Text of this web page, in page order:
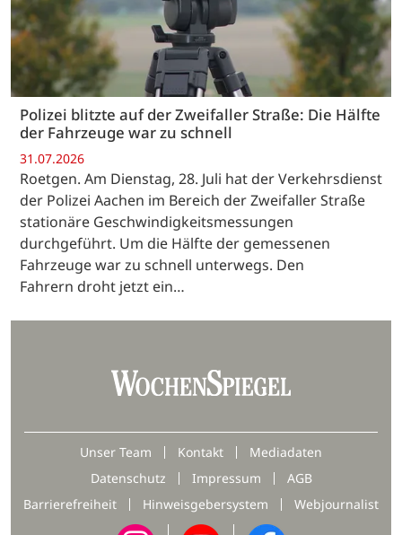
Polizei blitzte auf der Zweifaller Straße: Die Hälfte
der Fahrzeuge war zu schnell
31.07.2026
Roetgen. Am Dienstag, 28. Juli hat der Verkehrsdienst
der Polizei Aachen im Bereich der Zweifaller Straße
stationäre Geschwindigkeitsmessungen
durchgeführt. Um die Hälfte der gemessenen
Fahrzeuge war zu schnell unterwegs. Den
Fahrern droht jetzt ein…
Unser Team Kontakt
Mediadaten
Datenschutz
Impressum
AGB
Barrierefreiheit
Hinweisgebersystem Webjournalist